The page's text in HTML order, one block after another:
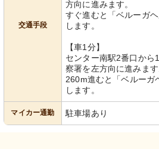
交通手段
方向に進みます。
すぐ進むと「ベルーガ
します。
【車1分】
センター南駅2番口から
察署を左方向に進みます
260m進むと「ベルーガ
します。
マイカー通勤 駐車場あり